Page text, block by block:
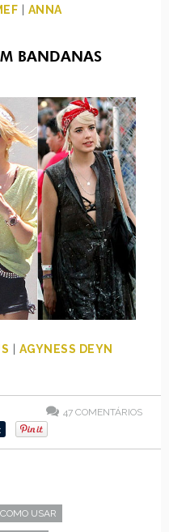
ANNA
BANDANAS
| AGYNESS DEYN
47 COMENTÁRIOS
COMO USAR